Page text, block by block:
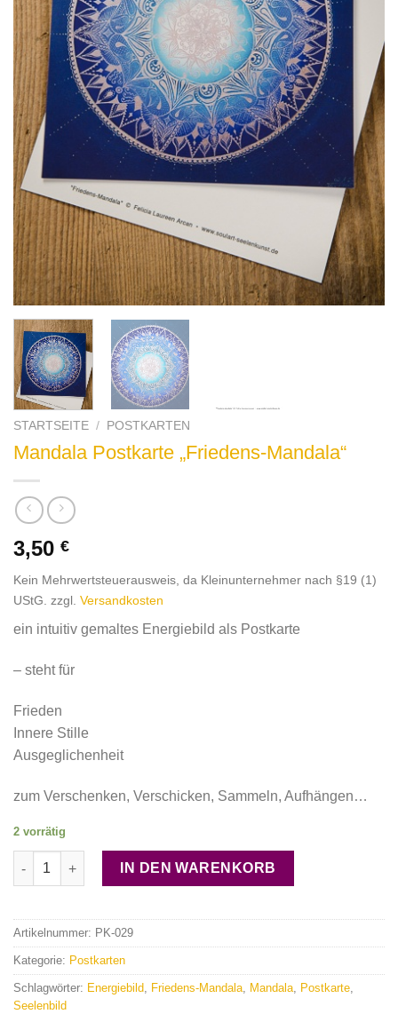
STARTSEITE / POSTKARTEN
Mandala Postkarte „Friedens-Mandala“
3,50 €
Kein Mehrwertsteuerausweis, da Kleinunternehmer nach §19 (1)
UStG. zzgl. Versandkosten
ein intuitiv gemaltes Energiebild als Postkarte
– steht für
Frieden
Innere Stille
Ausgeglichenheit
zum Verschenken, Verschicken, Sammeln, Aufhängen…
2 vorrätig
Mandala Postkarte "Friedens-Mandala" Menge
IN DEN WARENKORB
Artikelnummer: PK-029
Kategorie: Postkarten
Schlagwörter: Energiebild, Friedens-Mandala, Mandala, Postkarte,
Seelenbild